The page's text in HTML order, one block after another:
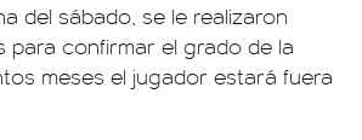
del sábado, se le realizaron
para confirmar el grado de la
meses el jugador estará fuera